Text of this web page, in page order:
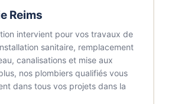
Reims
intervient pour vos travaux de
sanitaire, remplacement
canalisations et mise aux
nos plombiers qualifiés vous
dans tous vos projets dans la